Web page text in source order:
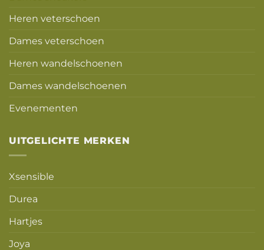
Heren veterschoen
Dames veterschoen
Heren wandelschoenen
Dames wandelschoenen
Evenementen
UITGELICHTE MERKEN
Xsensible
Durea
Hartjes
Joya